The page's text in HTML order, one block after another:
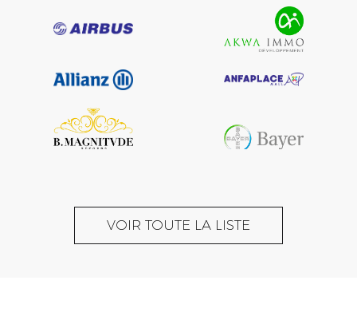
VOIR TOUTE LA LISTE